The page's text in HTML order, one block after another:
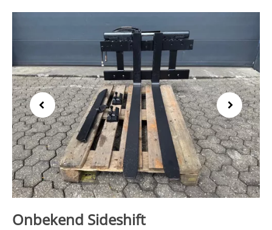
Previous Next
Onbekend Sideshift